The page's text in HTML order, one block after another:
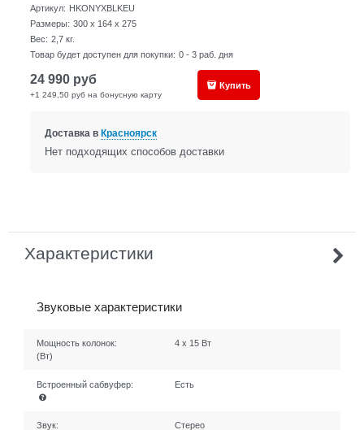
Артикул: HKONYXBLKEU
Размеры: 300 x 164 x 275
Вес: 2,7 кг.
Товар будет доступен для покупки: 0 - 3 раб. дня
24 990 руб
+1 249,50 руб на бонусную карту
Купить
Доставка в Красноярск
Нет подходящих способов доставки
Характеристики
Звуковые характеристики
Мощность колонок:
(Вт)
4 х 15 Вт
Встроенный сабвуфер: Есть
Звук: Стерео